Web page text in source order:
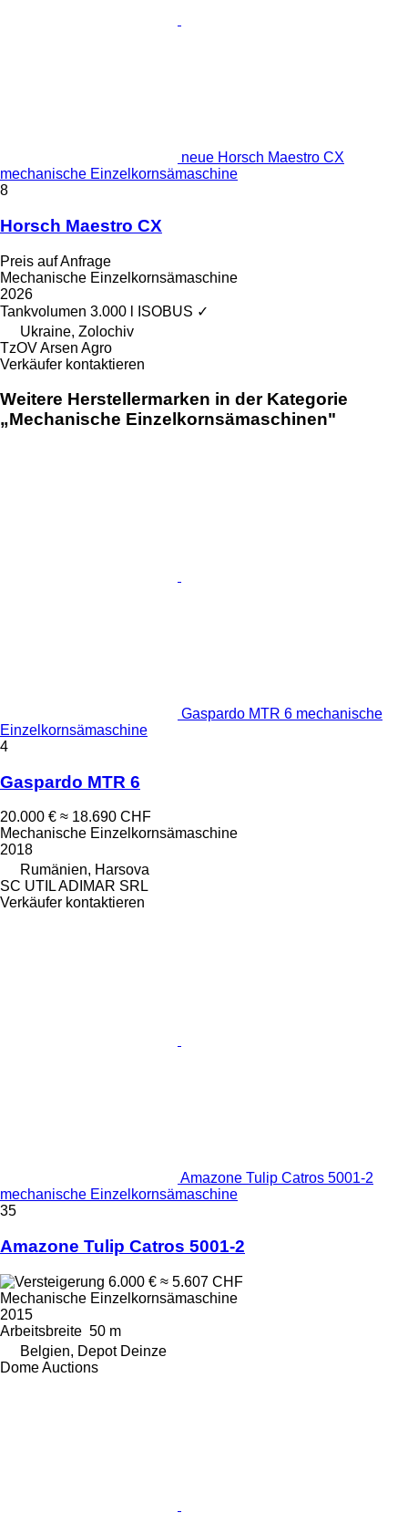
neue Horsch Maestro CX
mechanische Einzelkornsämaschine
8
Horsch Maestro CX
Preis auf Anfrage
Mechanische Einzelkornsämaschine
2026
Tankvolumen 3.000 l ISOBUS ✓
Ukraine, Zolochiv
TzOV Arsen Agro
Verkäufer kontaktieren
Weitere Herstellermarken in der Kategorie
„Mechanische Einzelkornsämaschinen"
Gaspardo MTR 6 mechanische
Einzelkornsämaschine
4
Gaspardo MTR 6
20.000 € ≈ 18.690 CHF
Mechanische Einzelkornsämaschine
2018
Rumänien, Harsova
SC UTIL ADIMAR SRL
Verkäufer kontaktieren
Amazone Tulip Catros 5001-2
mechanische Einzelkornsämaschine
35
Amazone Tulip Catros 5001-2
6.000 € ≈ 5.607 CHF
Mechanische Einzelkornsämaschine
2015
Arbeitsbreite 50 m
Belgien, Depot Deinze
Dome Auctions